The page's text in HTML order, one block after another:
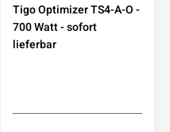
Tigo Optimizer TS4-A-O -
700 Watt - sofort
lieferbar